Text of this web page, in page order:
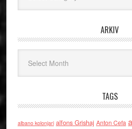
ARKIV
TAGS
albano kolonjari alfons Grishaj Anton Cefa